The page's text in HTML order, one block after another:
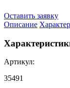
Оставить заявку
Описание
Артикул:
35491